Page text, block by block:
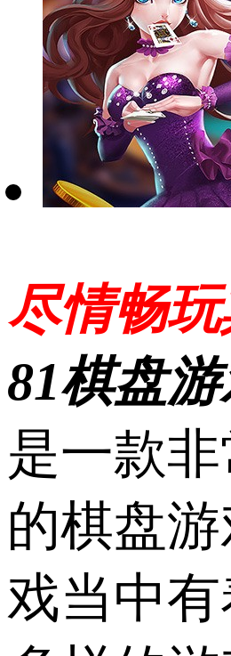
尽情畅玩
81棋盘
是一款
的棋盘
戏当中